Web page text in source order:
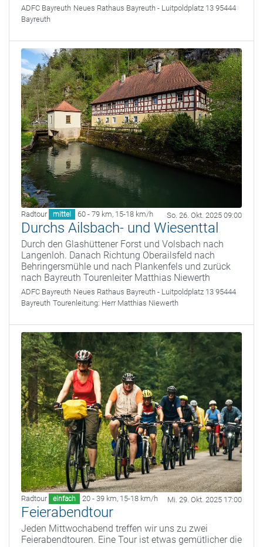
ADFC Bayreuth Neues Rathaus Bayreuth - Luitpoldplatz 13 95444
Bayreuth
Radtour mittel 60 - 79 km, 15-18 km/h So. 26. Okt. 2025 09:00
Durchs Ailsbach- und Wiesenttal
Durch den Glashüttener Forst und Volsbach nach
Langenloh. Danach Richtung Oberailsfeld nach
Behringersmühle und nach Plankenfels und zurück
nach Bayreuth Tourenleiter Matthias Niewerth
ADFC Bayreuth Neues Rathaus Bayreuth - Luitpoldplatz 13 95444
Bayreuth Tourenleitung: Herr Matthias Niewerth
Radtour einfach 20 - 39 km, 15-18 km/h Mi. 29. Okt. 2025 17:00
Feierabendtour
Jeden Mittwochabend treffen wir uns zu zwei
Feierabendtouren. Eine Tour ist etwas gemütlicher die